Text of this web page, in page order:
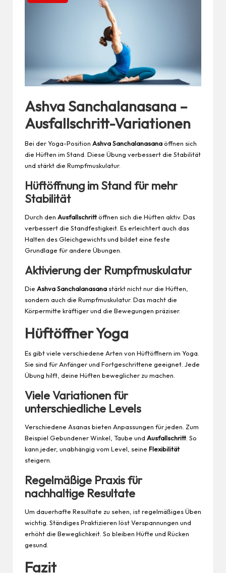
Ashva Sanchalanasana –
Ausfallschritt-Variationen
Bei der Yoga-Position Ashva Sanchalanasanaöffnen sich
die Hüften im Stand. Diese Übung verbessert die Stabilität
und stärkt die Rumpfmuskulatur.
Hüftöffnung im Stand für mehr
Stabilität
Durch den Ausfallschrittöffnen sich die Hüften aktiv. Das
verbessert die Standfestigkeit. Es erleichtert auch das
Halten des Gleichgewichts und bildet eine feste
Grundlage für andere Übungen.
Aktivierung der Rumpfmuskulatur
Die Ashva Sanchalanasana stärkt nicht nur die Hüften,
sondern auch die Rumpfmuskulatur. Das macht die
Körpermitte kräftiger und die Bewegungen präziser.
Hüftöffner Yoga
Es gibt viele verschiedene Arten von Hüftöffnern im Yoga.
Sie sind für Anfänger und Fortgeschrittene geeignet. Jede
Übung hilft, deine Hüften beweglicher zu machen.
Viele Variationen für
unterschiedliche Levels
Verschiedene Asanas bieten Anpassungen für jeden. Zum
Beispiel Gebundener Winkel, Taube und Ausfallschritt. So
kann jeder, unabhängig vom Level, seine Flexibilität
steigern.
Regelmäßige Praxis für
nachhaltige Resultate
Um dauerhafte Resultate zu sehen, ist regelmäßiges Üben
wichtig. Ständiges Praktizieren löst Verspannungen und
erhöht die Beweglichkeit. So bleiben Hüfte und Rücken
gesund.
Fazit